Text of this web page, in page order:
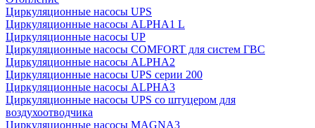
Циркуляционные насосы UPS
Циркуляционные насосы ALPHA1 L
Циркуляционные насосы UP
Циркуляционные насосы COMFORT для систем ГВС
Циркуляционные насосы ALPHA2
Циркуляционные насосы UPS серии 200
Циркуляционные насосы ALPHA3
Циркуляционные насосы UPS со штуцером для
воздухоотводчика
Циркуляционные насосы MAGNA3